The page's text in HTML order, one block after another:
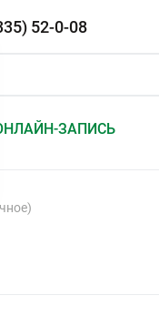
52-0-08
ЗАПИСЬ